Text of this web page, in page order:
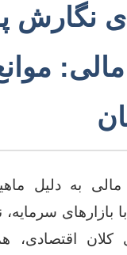
نگارش
به دلیل
بازارهای
کلان اقتصادی،